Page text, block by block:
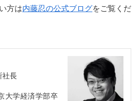
方は内藤忍の公式ブログをご覧くだ
社長
大学経済学部卒